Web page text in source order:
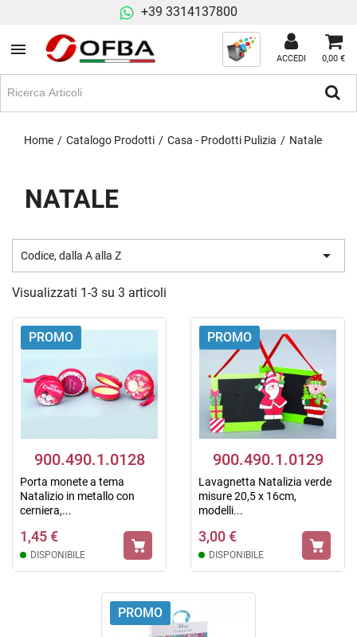
+39 3314137800
ACCEDI 0,00 €
Home Catalogo Prodotti Casa - Prodotti Pulizia Natale
NATALE
Codice, dalla A alla Z 
Visualizzati 1-3 su 3 articoli
PROMO
900.490.1.0128
Porta monete a tema
Natalizio in metallo con
cerniera,...
1,45 €
DISPONIBILE
PROMO
900.490.1.0129
Lavagnetta Natalizia verde
misure 20,5 x 16cm,
modelli...
3,00 €
DISPONIBILE
PROMO